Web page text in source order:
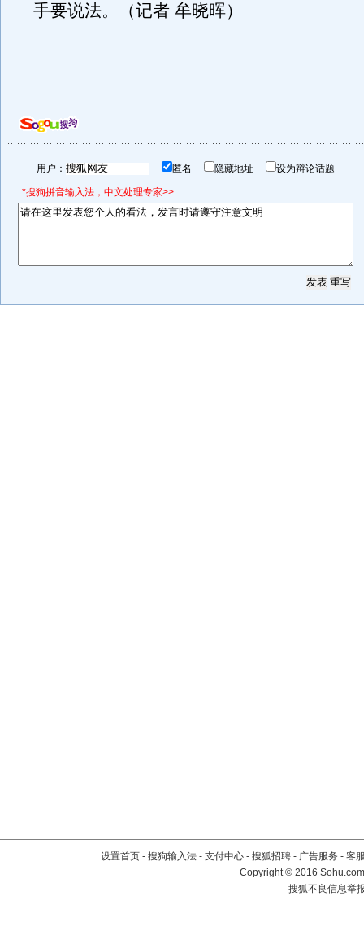
手要说法。（记者 牟晓晖）
用户： 匿名 隐藏地址 设为辩论话题
*搜狗拼音输入法，中文处理专家>>
设置首页 - 搜狗输入法 - 支付中心 - 搜狐招聘 - 广告服务 - 客
Copyright©2016
搜狐不良信息举